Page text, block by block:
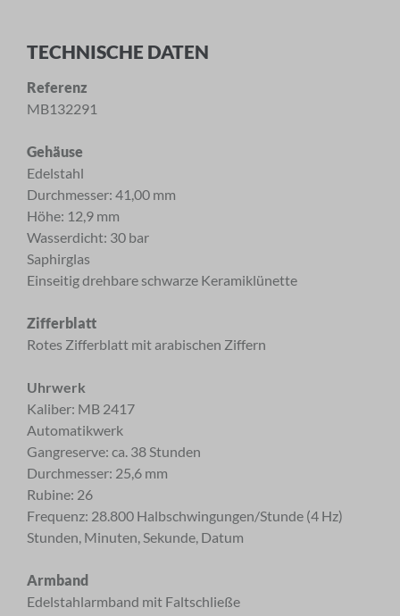
TECHNISCHE DATEN
Referenz
MB132291
Gehäuse
Edelstahl
Durchmesser: 41,00 mm
Höhe: 12,9 mm
Wasserdicht: 30 bar
Saphirglas
Einseitig drehbare schwarze Keramiklünette
Zifferblatt
Rotes Zifferblatt mit arabischen Ziffern
Uhrwerk
Kaliber: MB 2417
Automatikwerk
Gangreserve: ca. 38 Stunden
Durchmesser: 25,6 mm
Rubine: 26
Frequenz: 28.800 Halbschwingungen/Stunde (4 Hz)
Stunden, Minuten, Sekunde, Datum
Armband
Edelstahlarmband mit Faltschließe
ANMELDUNG ZUM
NEWSLETTER